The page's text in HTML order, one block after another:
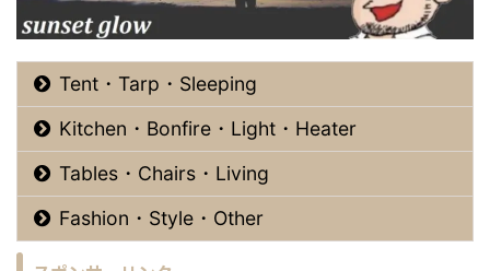
Tent・Tarp・Sleeping
Kitchen・Bonfire・Light・Heater
Tables・Chairs・Living
Fashion・Style・Other